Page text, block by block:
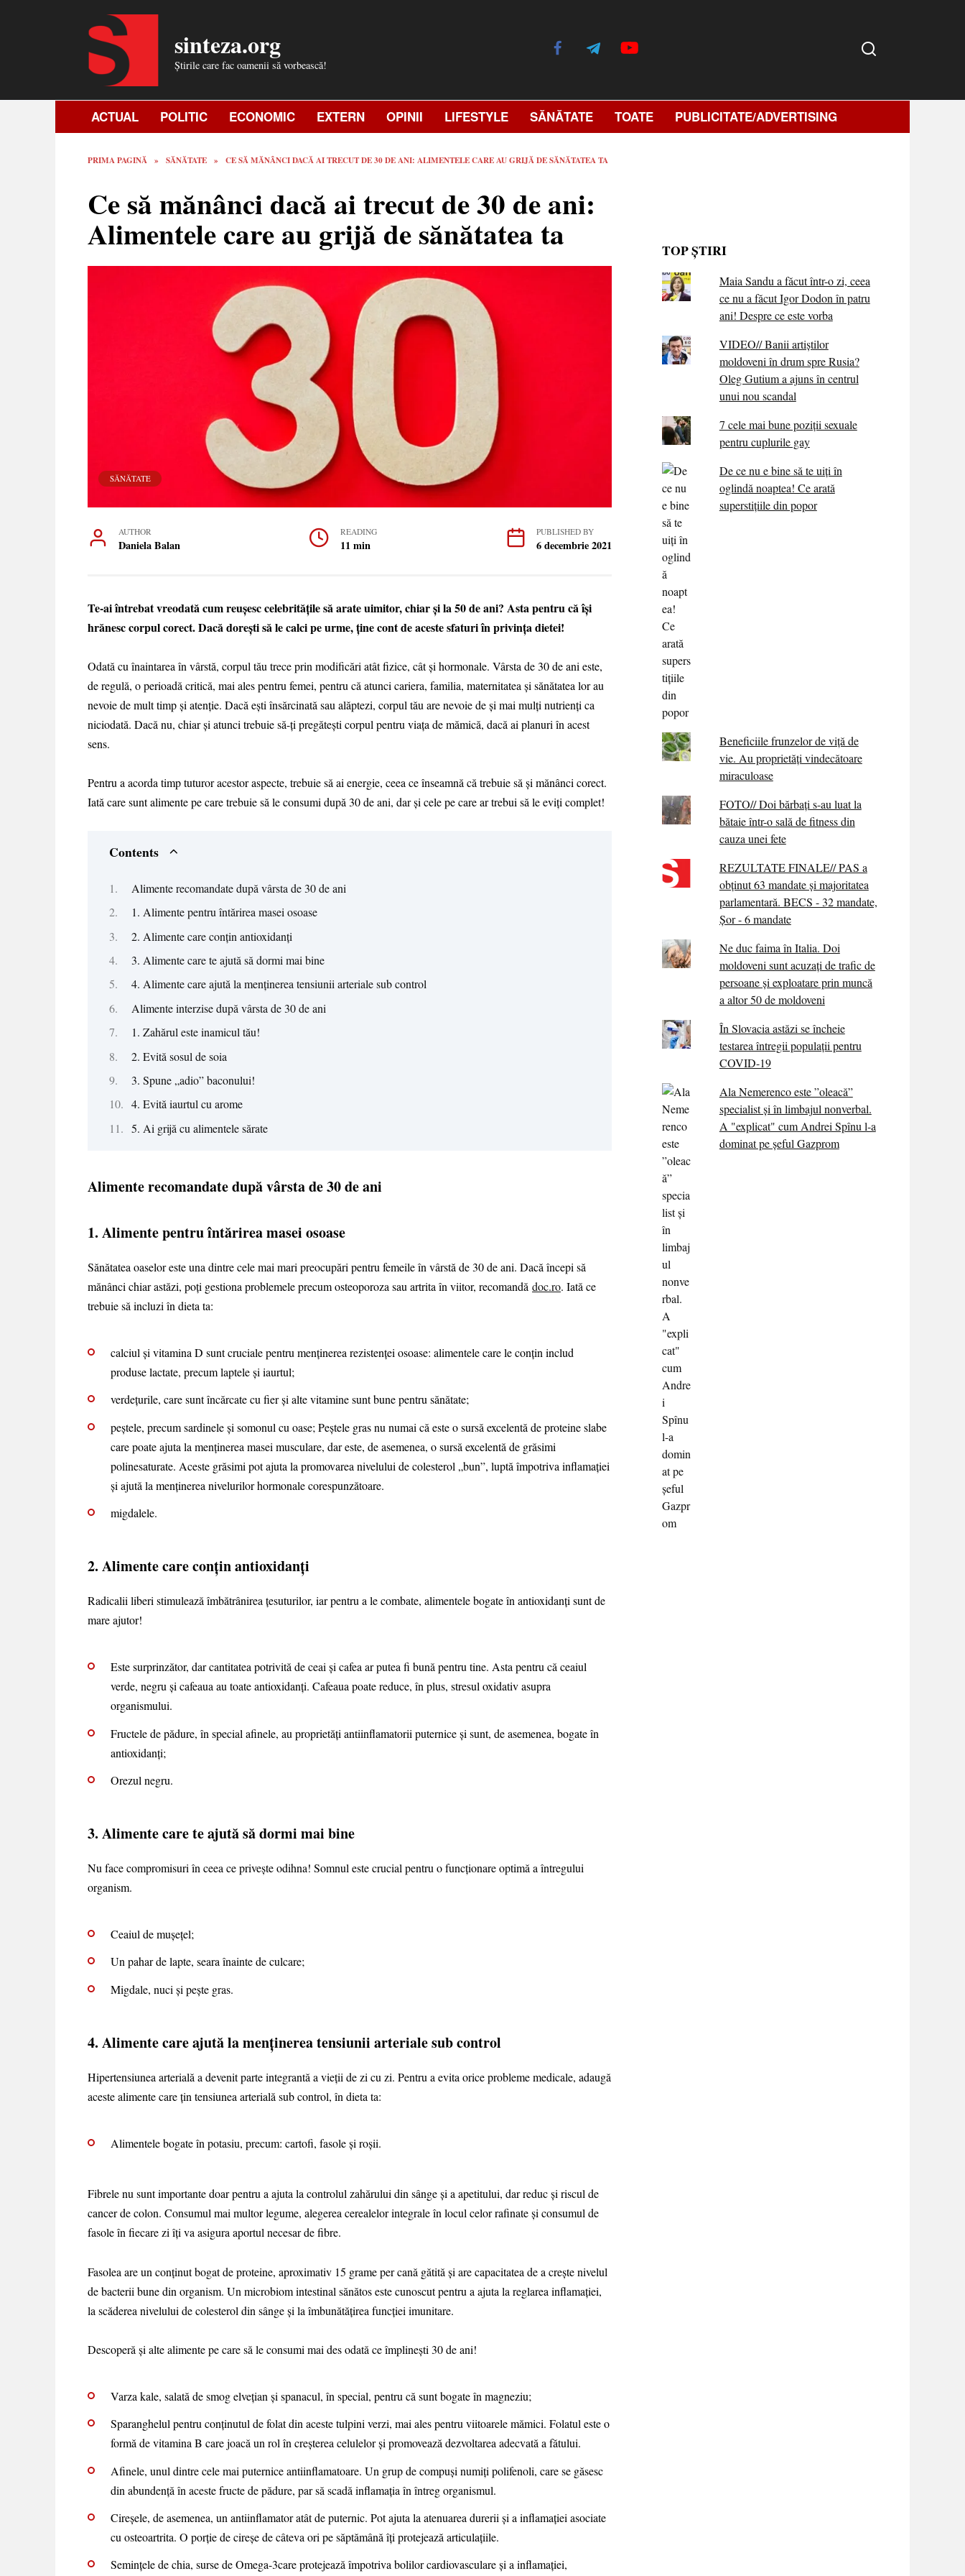
sinteza.org
Știrile care fac oamenii să vorbească!
ACTUAL POLITIC ECONOMIC EXTERN OPINII LIFESTYLE SĂNĂTATE TOATE PUBLICITATE/ADVERTISING
PRIMA PAGINĂ » SĂNĂTATE » CE SĂ MĂNÂNCI DACĂ AI TRECUT DE 30 DE ANI: ALIMENTELE CARE AU GRIJĂ DE SĂNĂTATEA TA
Ce să mănânci dacă ai trecut de 30 de ani:
Alimentele care au grijă de sănătatea ta
SĂNĂTATE
AUTHOR
Daniela Balan
READING
11 min
PUBLISHED BY
6 decembrie 2021
Te-ai întrebat vreodată cum reușesc celebritățile să arate uimitor, chiar și la 50 de ani? Asta pentru că își
hrănesc corpul corect. Dacă dorești să le calci pe urme, ține cont de aceste sfaturi în privința dietei!
Odată cu înaintarea în vârstă, corpul tău trece prin modificări atât fizice, cât și hormonale. Vârsta de 30 de ani este,
de regulă, o perioadă critică, mai ales pentru femei, pentru că atunci cariera, familia, maternitatea și sănătatea lor au
nevoie de mult timp și atenție. Dacă ești însărcinată sau alăptezi, corpul tău are nevoie de și mai mulți nutrienți ca
niciodată. Dacă nu, chiar și atunci trebuie să-ți pregătești corpul pentru viața de mămică, dacă ai planuri în acest
sens.
Pentru a acorda timp tuturor acestor aspecte, trebuie să ai energie, ceea ce înseamnă că trebuie să și mănânci corect.
Iată care sunt alimente pe care trebuie să le consumi după 30 de ani, dar și cele pe care ar trebui să le eviți complet!
Contents
Alimente recomandate după vârsta de 30 de ani
1. Alimente pentru întărirea masei osoase
2. Alimente care conțin antioxidanți
3. Alimente care te ajută să dormi mai bine
4. Alimente care ajută la menținerea tensiunii arteriale sub control
Alimente interzise după vârsta de 30 de ani
1. Zahărul este inamicul tău!
2. Evită sosul de soia
3. Spune „adio” baconului!
4. Evită iaurtul cu arome
5. Ai grijă cu alimentele sărate
Alimente recomandate după vârsta de 30 de ani
1. Alimente pentru întărirea masei osoase
Sănătatea oaselor este una dintre cele mai mari preocupări pentru femeile în vârstă de 30 de ani. Dacă începi să
mănânci chiar astăzi, poți gestiona problemele precum osteoporoza sau artrita în viitor, recomandă doc.ro. Iată ce
trebuie să incluzi în dieta ta:
calciul și vitamina D sunt cruciale pentru menținerea rezistenței osoase: alimentele care le conțin includ
produse lactate, precum laptele și iaurtul;
verdețurile, care sunt încărcate cu fier și alte vitamine sunt bune pentru sănătate;
peștele, precum sardinele și somonul cu oase; Peștele gras nu numai că este o sursă excelentă de proteine slabe
care poate ajuta la menținerea masei musculare, dar este, de asemenea, o sursă excelentă de grăsimi
polinesaturate. Aceste grăsimi pot ajuta la promovarea nivelului de colesterol „bun”, luptă împotriva inflamației
și ajută la menținerea nivelurilor hormonale corespunzătoare.
migdalele.
2. Alimente care conțin antioxidanți
Radicalii liberi stimulează îmbătrânirea țesuturilor, iar pentru a le combate, alimentele bogate în antioxidanți sunt de
mare ajutor!
Este surprinzător, dar cantitatea potrivită de ceai și cafea ar putea fi bună pentru tine. Asta pentru că ceaiul
verde, negru și cafeaua au toate antioxidanți. Cafeaua poate reduce, în plus, stresul oxidativ asupra
organismului.
Fructele de pădure, în special afinele, au proprietăți antiinflamatorii puternice și sunt, de asemenea, bogate în
antioxidanți;
Orezul negru.
3. Alimente care te ajută să dormi mai bine
Nu face compromisuri în ceea ce privește odihna! Somnul este crucial pentru o funcționare optimă a întregului
organism.
Ceaiul de mușețel;
Un pahar de lapte, seara înainte de culcare;
Migdale, nuci și pește gras.
4. Alimente care ajută la menținerea tensiunii arteriale sub control
Hipertensiunea arterială a devenit parte integrantă a vieții de zi cu zi. Pentru a evita orice probleme medicale, adaugă
aceste alimente care țin tensiunea arterială sub control, în dieta ta:
Alimentele bogate în potasiu, precum: cartofi, fasole și roșii.
Fibrele nu sunt importante doar pentru a ajuta la controlul zahărului din sânge și a apetitului, dar reduc și riscul de
cancer de colon. Consumul mai multor legume, alegerea cerealelor integrale în locul celor rafinate și consumul de
fasole în fiecare zi îți va asigura aportul necesar de fibre.
Fasolea are un conținut bogat de proteine, aproximativ 15 grame per cană gătită și are capacitatea de a crește nivelul
de bacterii bune din organism. Un microbiom intestinal sănătos este cunoscut pentru a ajuta la reglarea inflamației,
la scăderea nivelului de colesterol din sânge și la îmbunătățirea funcției imunitare.
Descoperă și alte alimente pe care să le consumi mai des odată ce împlinești 30 de ani!
Varza kale, salată de smog elvețian și spanacul, în special, pentru că sunt bogate în magneziu;
Sparanghelul pentru conținutul de folat din aceste tulpini verzi, mai ales pentru viitoarele mămici. Folatul este o
formă de vitamina B care joacă un rol în creșterea celulelor și promovează dezvoltarea adecvată a fătului.
Afinele, unul dintre cele mai puternice antiinflamatoare. Un grup de compuși numiți polifenoli, care se găsesc
din abundență în aceste fructe de pădure, par să scadă inflamația în întreg organismul.
Cireșele, de asemenea, un antiinflamator atât de puternic. Pot ajuta la atenuarea durerii și a inflamației asociate
cu osteoartrita. O porție de cireșe de câteva ori pe săptămână îți protejează articulațiile.
Semințele de chia, surse de Omega-3care protejează împotriva bolilor cardiovasculare și a inflamației,
TOP ȘTIRI
Maia Sandu a făcut într-o zi, ceea
ce nu a făcut Igor Dodon în patru
ani! Despre ce este vorba
VIDEO// Banii artiștilor
moldoveni în drum spre Rusia?
Oleg Gutium a ajuns în centrul
unui nou scandal
7 cele mai bune poziții sexuale
pentru cuplurile gay
De ce nu e bine să te uiți în
oglindă noaptea! Ce arată
superstițiile din popor
Beneficiile frunzelor de viță de
vie. Au proprietăţi vindecătoare
miraculoase
FOTO// Doi bărbați s-au luat la
bătaie într-o sală de fitness din
cauza unei fete
REZULTATE FINALE// PAS a
obținut 63 mandate și majoritatea
parlamentară. BECS - 32 mandate,
Șor - 6 mandate
Ne duc faima în Italia. Doi
moldoveni sunt acuzați de trafic de
persoane și exploatare prin muncă
a altor 50 de moldoveni
În Slovacia astăzi se încheie
testarea întregii populații pentru
COVID-19
Ala Nemerenco este ”oleacă”
specialist și în limbajul nonverbal.
A "explicat" cum Andrei Spînu l-a
dominat pe șeful Gazprom